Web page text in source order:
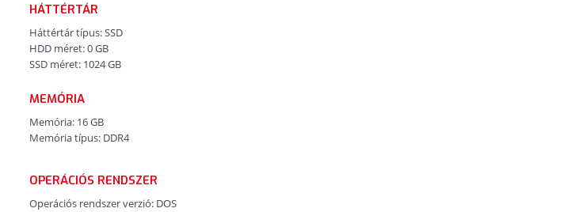
HÁTTÉRTÁR
Háttértár típus: SSD
HDD méret: 0 GB
SSD méret: 1024 GB
MEMÓRIA
Memória: 16 GB
Memória típus: DDR4
OPERÁCIÓS RENDSZER
Operációs rendszer verzió: DOS